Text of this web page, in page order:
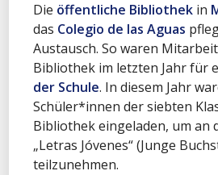
Die öffentliche Bibliothek in
das Colegio de las Aguas
Austausch. So waren
Bibliothek im letzten Jahr für
der Schule. In diesem Jahr
Schüler*innen der siebten
Bibliothek eingeladen, um an
„Letras Jóvenes“ (Junge
teilzunehmen.